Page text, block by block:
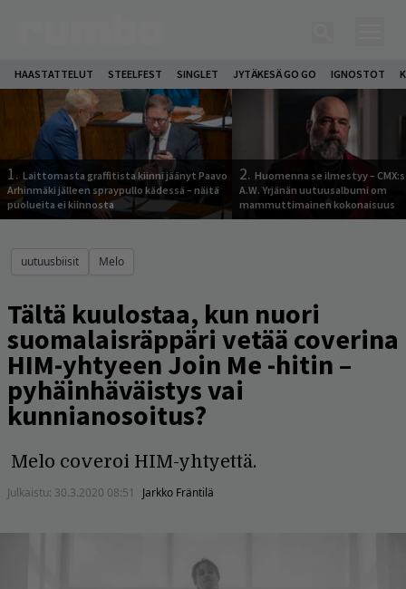
HAASTATTELUT STEELFEST SINGLET JYTÄKESÄ GO GO IGNOSTOT
1. Laittomasta graffitista kiinni jäänyt Paavo
Arhinmäki jälleen spraypullo kädessä – näitä
puolueita ei kiinnosta
2. Huomenna se ilmestyy –
A.W. Yrjänän uutuusalbumi om
mammuttimainen kokonaisuus
uutuusbiisit Melo
Tältä kuulostaa, kun nuori
suomalaisräppäri vetää coverina
HIM-yhtyeen Join Me -hitin –
pyhäinhäväistys vai
kunnianosoitus?
Melo coveroi HIM-yhtyettä.
Julkaistu: 30.3.2020 08:51 Jarkko Fräntilä